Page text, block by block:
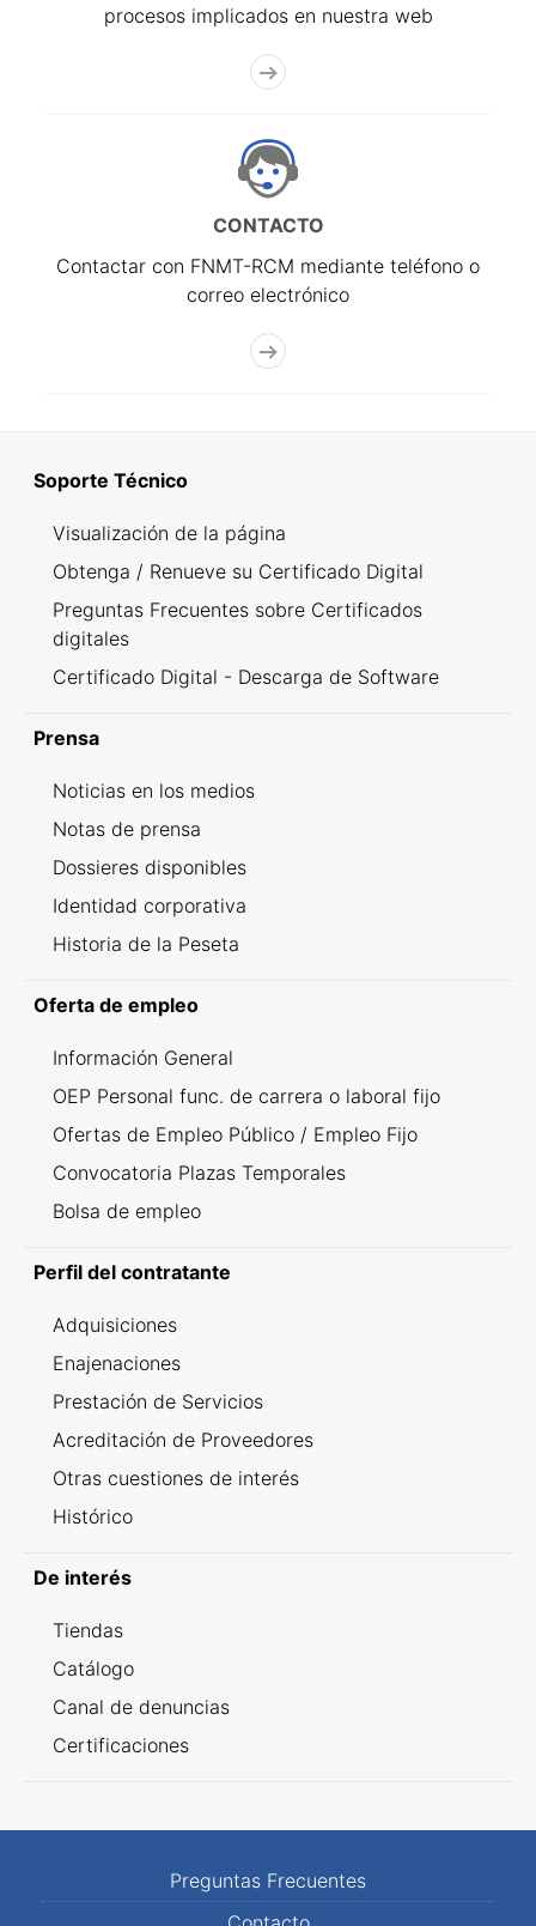
procesos implicados en nuestra web
CONTACTO
Contactar con FNMT-RCM mediante teléfono o
correo electrónico
Soporte Técnico
Visualización de la página
Obtenga / Renueve su Certificado Digital
Preguntas Frecuentes sobre Certificados
digitales
Certificado Digital - Descarga de Software
Prensa
Noticias en los medios
Notas de prensa
Dossieres disponibles
Identidad corporativa
Historia de la Peseta
Oferta de empleo
Información General
OEP Personal func. de carrera o laboral fijo
Ofertas de Empleo Público / Empleo Fijo
Convocatoria Plazas Temporales
Bolsa de empleo
Perfil del contratante
Adquisiciones
Enajenaciones
Prestación de Servicios
Acreditación de Proveedores
Otras cuestiones de interés
Histórico
De interés
Tiendas
Catálogo
Canal de denuncias
Certificaciones
Preguntas Frecuentes